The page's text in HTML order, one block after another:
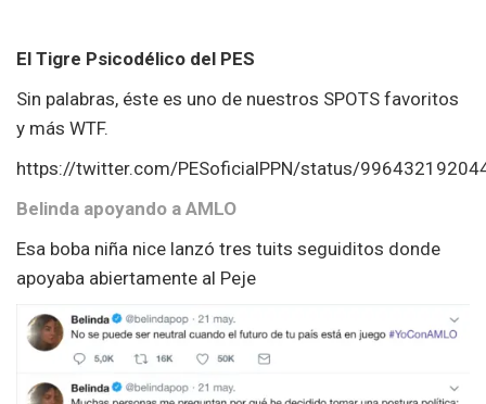
El Tigre Psicodélico del PES
Sin palabras, éste es uno de nuestros SPOTS favoritos
y más WTF.
https://twitter.com/PESoficialPPN/status/
Belinda apoyando a AMLO
Esa boba niña nice lanzó tres tuits seguiditos donde
apoyaba abiertamente al Peje